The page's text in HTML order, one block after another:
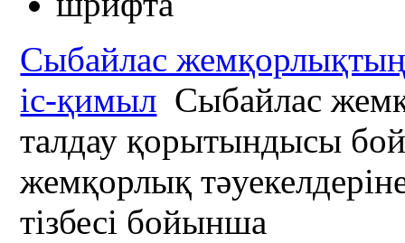
Сыбайлас
іс-қимыл Сыбайлас
талдау қорытындысы
жемқорлық
тізбесі бойынша